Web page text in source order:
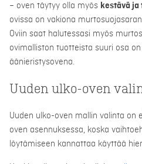
– oven täytyy olla myös kestävä ja
ovissa on vakiona
Oviin saat halutessasi myös
ovimalliston tuotteista suuri osa
äänieristysovena.
Uuden ulko-oven
Uuden ulko-oven mallin valinta on
oven asennuksessa, koska
löytämiseen kannattaa käyttää